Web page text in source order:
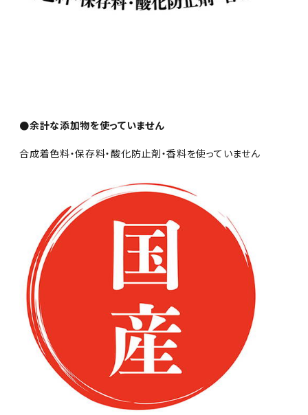
●余計な添加物を使っていません
合成着色料・保存料・酸化防止剤・香料を使っていません